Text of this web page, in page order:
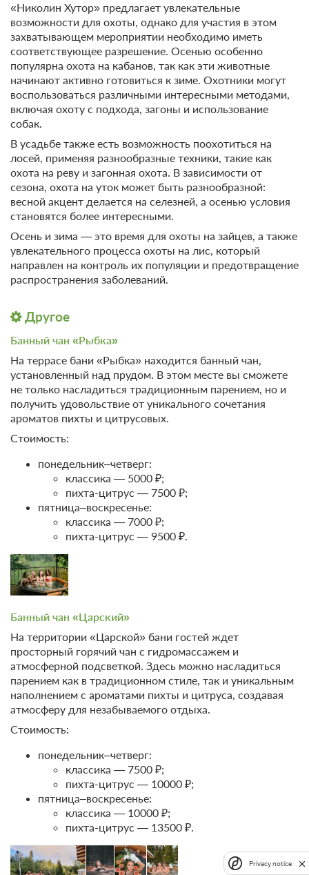
«Николин Хутор» предлагает увлекательные
возможности для охоты, однако для участия в этом
захватывающем мероприятии необходимо иметь
соответствующее разрешение. Осенью особенно
популярна охота на кабанов, так как эти животные
начинают активно готовиться к зиме. Охотники могут
воспользоваться различными интересными методами,
включая охоту с подхода, загоны и использование
собак.
В усадьбе также есть возможность поохотиться на
лосей, применяя разнообразные техники, такие как
охота на реву и загонная охота. В зависимости от
сезона, охота на уток может быть разнообразной:
весной акцент делается на селезней, а осенью условия
становятся более интересными.
Осень и зима — это время для охоты на зайцев, а также
увлекательного процесса охоты на лис, который
направлен на контроль их популяции и предотвращение
распространения заболеваний.
Другое
Банный чан «Рыбка»
На террасе бани «Рыбка» находится банный чан,
установленный над прудом. В этом месте вы сможете
не только насладиться традиционным парением, но и
получить удовольствие от уникального сочетания
ароматов пихты и цитрусовых.
Стоимость:
понедельник–четверг:
классика — 5000 ₽;
пихта-цитрус — 7500 ₽;
пятница–воскресенье:
классика — 7000 ₽;
пихта-цитрус — 9500 ₽.
Банный чан «Царский»
На территории «Царской» бани гостей ждет
просторный горячий чан с гидромассажем и
атмосферной подсветкой. Здесь можно насладиться
парением как в традиционном стиле, так и уникальным
наполнением с ароматами пихты и цитруса, создавая
атмосферу для незабываемого отдыха.
Стоимость:
понедельник–четверг:
классика — 7500 ₽;
пихта-цитрус — 10000 ₽;
пятница–воскресенье:
классика — 10000 ₽;
пихта-цитрус — 13500 ₽.
Privacy notice